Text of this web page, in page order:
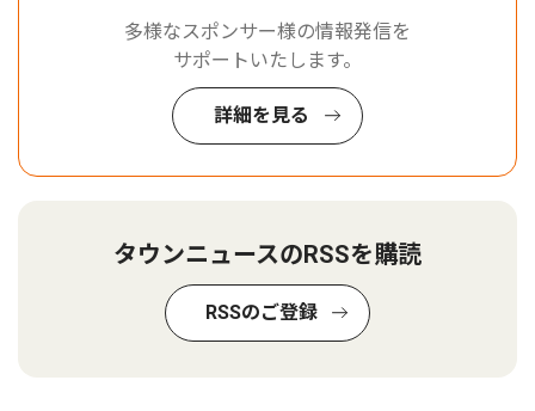
多様なスポンサー様の情報発信を
サポートいたします。
詳細を見る
タウンニュースのRSSを購読
RSSのご登録